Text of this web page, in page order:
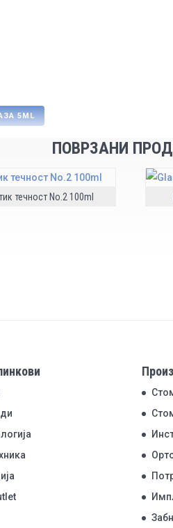
5ML
ПОВРЗАНИ
течност No.2 100ml